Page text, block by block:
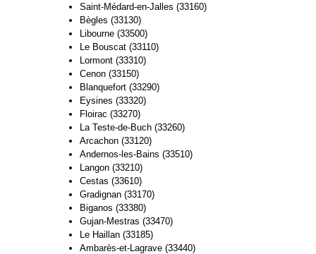
Saint-Médard-en-Jalles (33160)
Bègles (33130)
Libourne (33500)
Le Bouscat (33110)
Lormont (33310)
Cenon (33150)
Blanquefort (33290)
Eysines (33320)
Floirac (33270)
La Teste-de-Buch (33260)
Arcachon (33120)
Andernos-les-Bains (33510)
Langon (33210)
Cestas (33610)
Gradignan (33170)
Biganos (33380)
Gujan-Mestras (33470)
Le Haillan (33185)
Ambarès-et-Lagrave (33440)